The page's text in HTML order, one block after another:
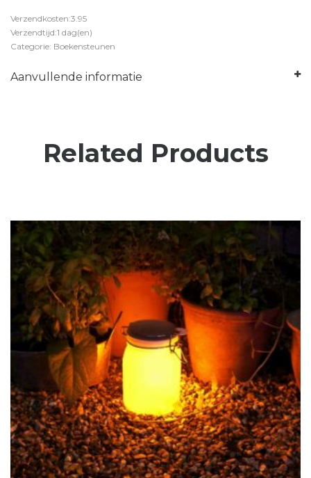
Verzendkosten:3.95
Verzendtijd:1 dag(en)
Categorie: Boekensteunen
Aanvullende informatie
Related Products